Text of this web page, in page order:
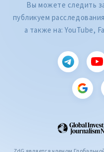
Вы можете следить
публикуем
а также на: YouTube,
CITEȘTE